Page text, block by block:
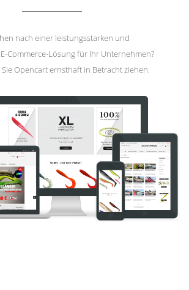
nach einer leistungsstarken und
Commerce-Lösung für Ihr Unternehmen?
Opencart ernsthaft in Betracht ziehen.